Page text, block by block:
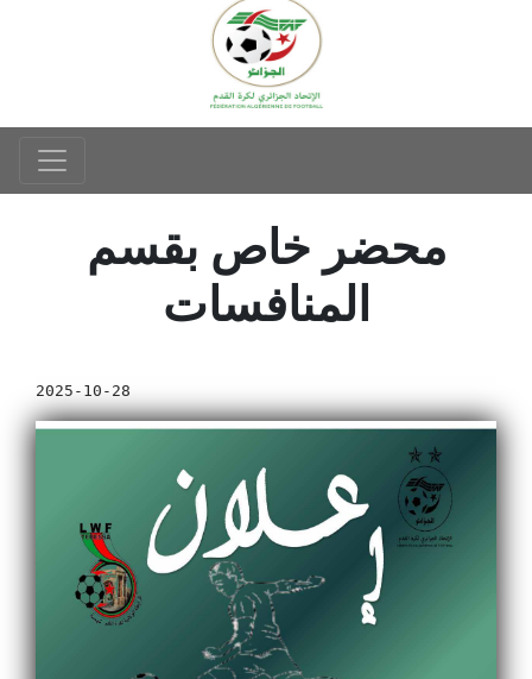
محضر خاص بقسم
المنافسات
2025-10-28